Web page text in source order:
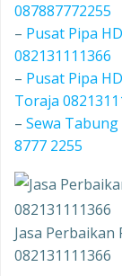
087887772255
– Pusat Pipa
082131111366
– Pusat Pipa
Toraja
– Sewa
8777 2255
Jasa Perbaikan
082131111366